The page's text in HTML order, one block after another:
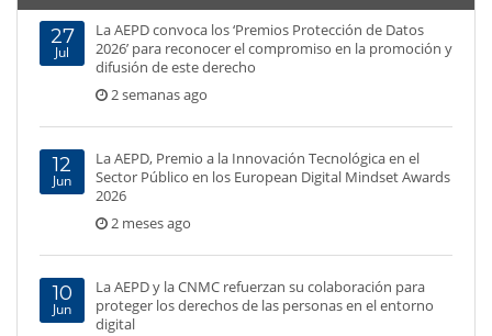
27
Jul
La AEPD convoca los ‘Premios Protección de Datos
2026’ para reconocer el compromiso en la promoción y
difusión de este derecho
2 semanas ago
12
Jun
La AEPD, Premio a la Innovación Tecnológica en el
Sector Público en los European Digital Mindset Awards
2026
2 meses ago
10
Jun
La AEPD y la CNMC refuerzan su colaboración para
proteger los derechos de las personas en el entorno
digital